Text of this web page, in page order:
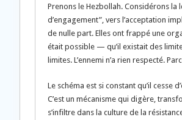
Prenons le Hezbollah. Considérons
d’engagement”, vers l’acceptation
de nulle part. Elles ont frappé une
était possible — qu’il existait des
limites. L’ennemi n’a rien respecté.
Le schéma est si constant qu’il cesse
C’est un mécanisme qui digère,
s’infiltre dans la culture de la